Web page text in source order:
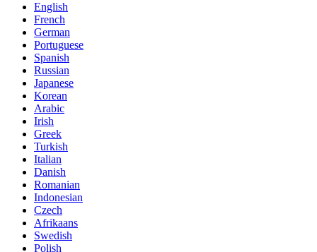
English
French
German
Portuguese
Spanish
Russian
Japanese
Korean
Arabic
Irish
Greek
Turkish
Italian
Danish
Romanian
Indonesian
Czech
Afrikaans
Swedish
Polish